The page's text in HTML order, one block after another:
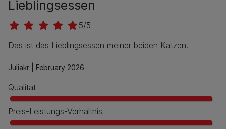
Lieblingsessen
5/5
Das ist das Lieblingsessen meiner beiden Katzen.
Juliakr | February 2026
Qualität
Preis-Leistungs-Verhältnis